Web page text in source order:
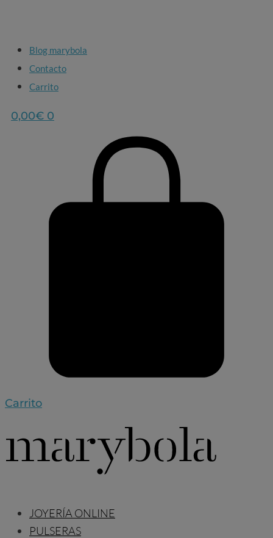
Blog marybola
Contacto
Carrito
0,00€ 0
Carrito
JOYERÍA ONLINE
PULSERAS